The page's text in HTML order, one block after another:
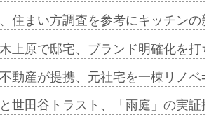
住まい方調査を参考にキッチン
上原で邸宅、ブランド明確化を
動産が提携、元社宅を一棟リノ
世田谷トラスト、「雨庭」の実